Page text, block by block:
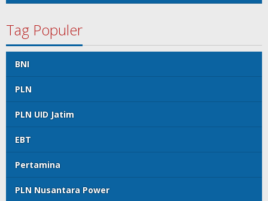
Tag Populer
BNI
PLN
PLN UID Jatim
EBT
Pertamina
PLN Nusantara Power